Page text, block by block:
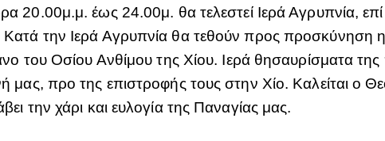
20.00μ.μ. έως 24.00μ. θα τελεστεί Ιερά Αγρυπνία,
την Ιερά Αγρυπνία θα τεθούν προς προσκύνηση
του Οσίου Ανθίμου της Χίου. Ιερά θησαυρίσματα της
μας, προ της επιστροφής τους στην Χίο. Καλείται ο
την χάρι και ευλογία της Παναγίας μας.